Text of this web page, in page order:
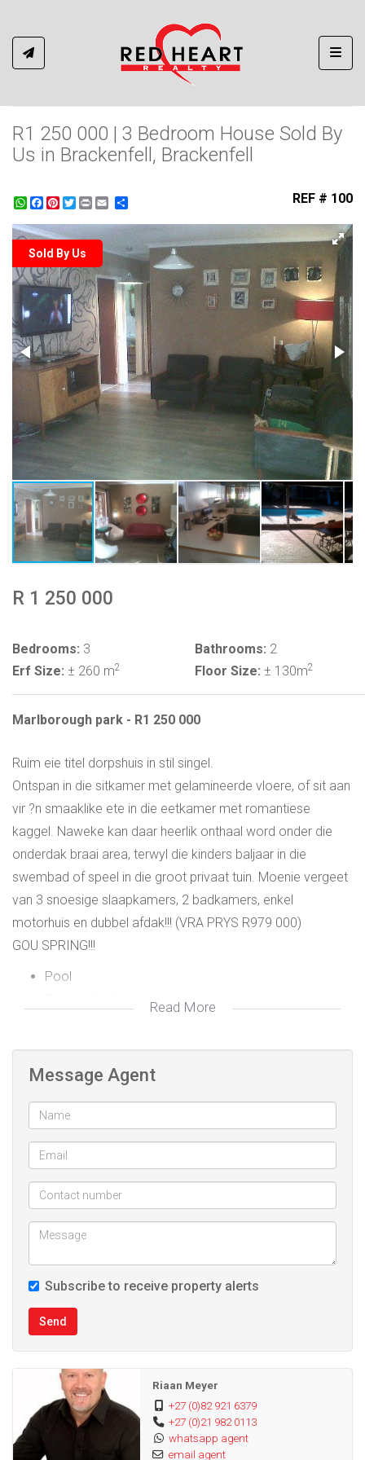
R1 250 000 | 3 Bedroom House Sold By
Us in Brackenfell, Brackenfell
WhatsApp
Facebook
Pinterest
Twitter
Print REF # 100
Sold By Us
R 1 250 000
Bedrooms: 3 Bathrooms: 2
Erf Size: ± 260 m2 Floor Size: ± 130m2
Marlborough park - R1 250 000
Ruim eie titel dorpshuis in stil singel.
Ontspan in die sitkamer met gelamineerde vloere, of sit aan
vir ?n smaaklike ete in die eetkamer met romantiese
kaggel. Naweke kan daar heerlik onthaal word onder die
onderdak braai area, terwyl die kinders baljaar in die
swembad of speel in die groot privaat tuin. Moenie vergeet
van 3 snoesige slaapkamers, 2 badkamers, enkel
motorhuis en dubbel afdak!!! (VRA PRYS R979 000)
GOU SPRING!!!
Pool
Quiet cul-de-sac
Burglar Bars
Laminated floors in living area
Bay windows
Read More
Message Agent
Subscribe to receive property alerts
Send
Riaan Meyer
+27 (0)82 921 6379
+27 (0)21 982 0113
whatsapp agent
email agent